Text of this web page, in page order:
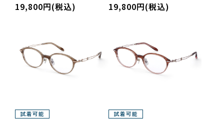
19,800円(税込) 19,800円(税込)